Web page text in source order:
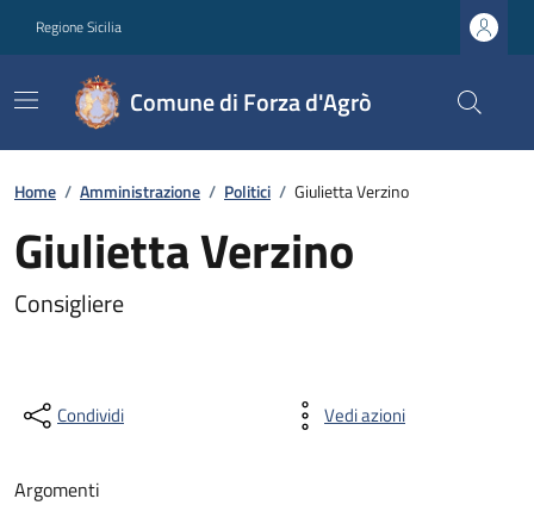
Regione Sicilia
Comune di Forza d'Agrò
Home / Amministrazione / Politici / Giulietta Verzino
Giulietta Verzino
Consigliere
Condividi Vedi azioni
Argomenti